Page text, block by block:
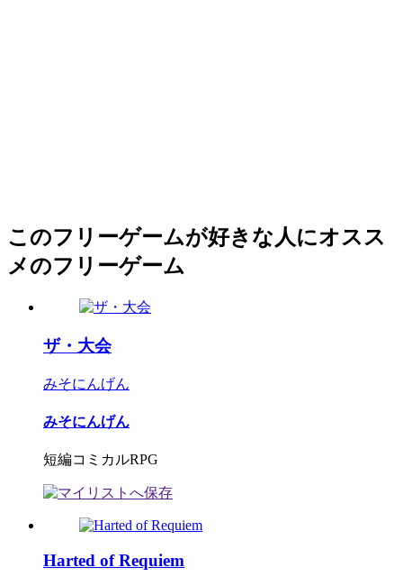
このフリーゲームが好きな人にオスス
メのフリーゲーム
ザ・大会
みそにんげん
みそにんげん
短編コミカルRPG
Harted of Requiem